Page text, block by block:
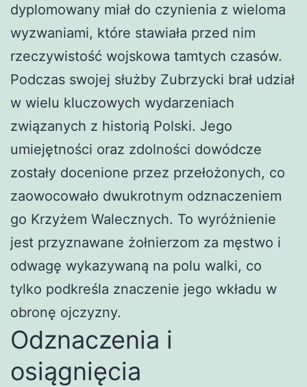
dyplomowany miał do czynienia z wieloma
wyzwaniami, które stawiała przed nim
rzeczywistość wojskowa tamtych czasów.
Podczas swojej służby Zubrzycki brał udział
w wielu kluczowych wydarzeniach
związanych z historią Polski. Jego
umiejętności oraz zdolności dowódcze
zostały docenione przez przełożonych, co
zaowocowało dwukrotnym odznaczeniem
go Krzyżem Walecznych. To wyróżnienie
jest przyznawane żołnierzom za męstwo i
odwagę wykazywaną na polu walki, co
tylko podkreśla znaczenie jego wkładu w
obronę ojczyzny.
Odznaczenia i
osiągnięcia